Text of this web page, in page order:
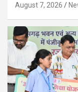
August 7, 2026